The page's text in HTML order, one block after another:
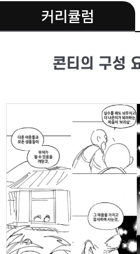
커리큘럼
콘티의 구성